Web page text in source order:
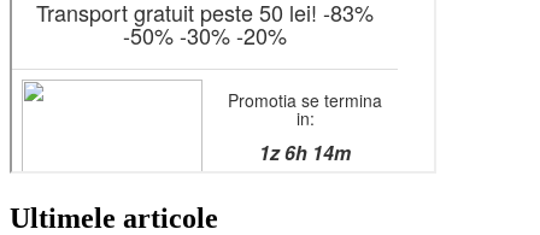
Ultimele articole